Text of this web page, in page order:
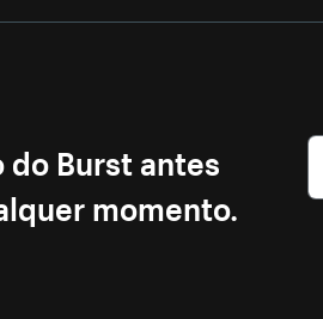
Burst antes
momento.